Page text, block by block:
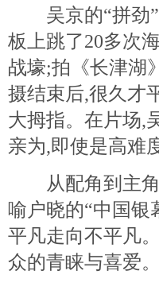
吴京的“拼劲”
板上跳了20多次
战壕;拍《长津湖
摄结束后,很久才
大拇指。在片场,
亲为,即使是高难
从配角到主角,
喻户晓的“中国银
平凡走向不平凡
众的青睐与喜爱。